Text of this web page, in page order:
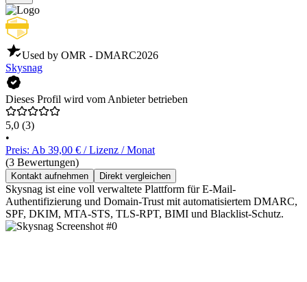
Used by OMR - DMARC2026
Skysnag
Dieses Profil wird vom Anbieter betrieben
5,0 (3)
•
Preis: Ab 39,00 € / Lizenz / Monat
(3 Bewertungen)
Kontakt aufnehmen Direkt vergleichen
Skysnag ist eine voll verwaltete Plattform für E-Mail-
Authentifizierung und Domain-Trust mit automatisiertem DMARC,
SPF, DKIM, MTA-STS, TLS-RPT, BIMI und Blacklist-Schutz.